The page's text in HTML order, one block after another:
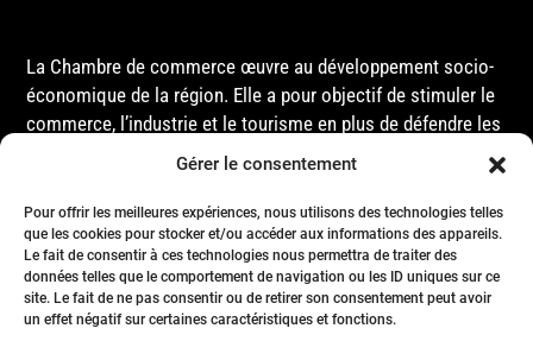
Gérer le consentement
Pour offrir les meilleures expériences, nous utilisons des technologies telles
que les cookies pour stocker et/ou accéder aux informations des appareils.
Le fait de consentir à ces technologies nous permettra de traiter des
données telles que le comportement de navigation ou les ID uniques sur ce
site. Le fait de ne pas consentir ou de retirer son consentement peut avoir
un effet négatif sur certaines caractéristiques et fonctions.
La Chambre de commerce œuvre au développement socio-
économique de la région. Elle a pour objectif de stimuler le
commerce, l’industrie et le tourisme en plus de défendre les
intérêts de ses membres et de l’ensemble de la
gouvernementales, que ce soit au niveau municipal,
provincial ou fédéral.
Accueil